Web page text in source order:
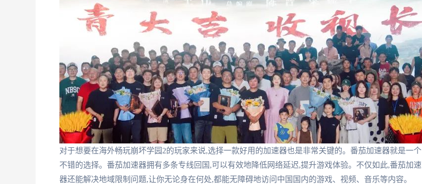
对于想要在海外畅玩崩坏学园2的玩家来说,选择一款好用的加速器也是非常关键的。番茄加速器就是一个
不错的选择。番茄加速器拥有多条专线回国,可以有效地降低网络延迟,提升游戏体验。不仅如此,番茄加速
器还能解决地域限制问题,让你无论身在何处,都能无障碍地访问中国国内的游戏、视频、音乐等内容。